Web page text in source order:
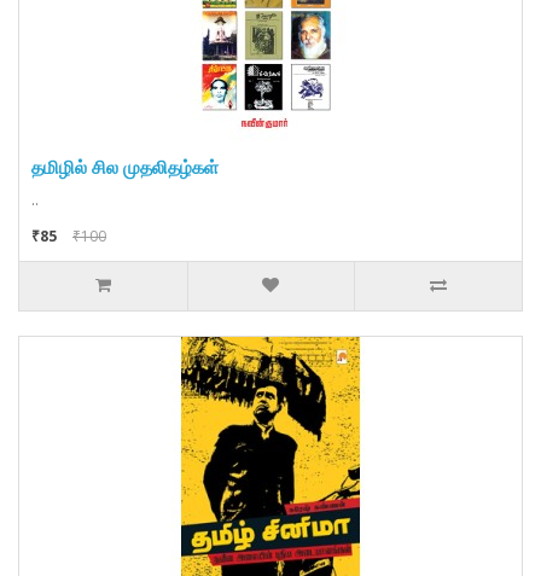
தமிழில் சில முதலிதழ்கள்
..
₹85
₹100